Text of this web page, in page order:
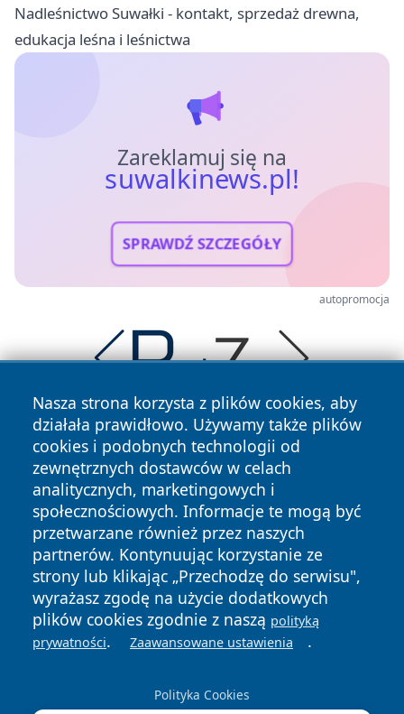
Nadleśnictwo Suwałki - kontakt, sprzedaż drewna,
edukacja leśna i leśnictwa
Zareklamuj się na
suwalkinews.pl!
SPRAWDŹ SZCZEGÓŁY
autopromocja
Nasza strona korzysta z plików cookies, aby
działała prawidłowo. Używamy także plików
cookies i podobnych technologii od
zewnętrznych dostawców w celach
analitycznych, marketingowych i
społecznościowych. Informacje te mogą być
przetwarzane również przez naszych
partnerów. Kontynuując korzystanie ze
strony lub klikając „Przechodzę do serwisu",
wyrażasz zgodę na użycie dodatkowych
plików cookies zgodnie z naszą polityką
prywatności. Zaawansowane ustawienia .
Polityka Cookies
Copyright © 2026 suwalkinews.pl Wszystkie prawa
zastrzeżone.
News Autorzy
Polityka
Prywatności
Polityka
Cookies